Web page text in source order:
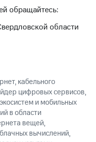
обращайтесь:
области
кабельного
цифровых сервисов,
и мобильных
в области
вещей,
вычислений,